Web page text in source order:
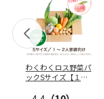
わくわくロス野菜パ
ックSサイズ【１